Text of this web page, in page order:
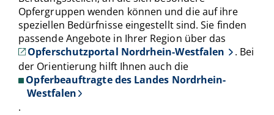
Opfergruppen wenden können und die auf ihre
speziellen Bedürfnisse eingestellt sind. Sie finden
passende Angebote in Ihrer Region über das
Opferschutzportal Nordrhein-Westfalen
. Bei
der Orientierung hilft Ihnen auch die
Opferbeauftragte des Landes Nordrhein-
Westfalen
.